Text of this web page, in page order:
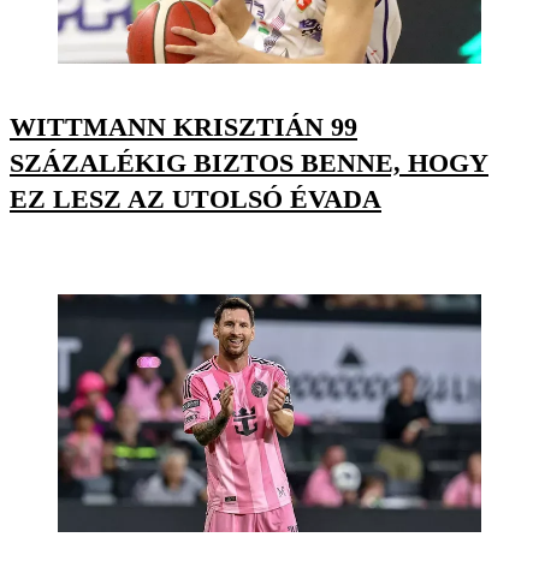
WITTMANN KRISZTIÁN 99
SZÁZALÉKIG BIZTOS BENNE, HOGY
EZ LESZ AZ UTOLSÓ ÉVADA